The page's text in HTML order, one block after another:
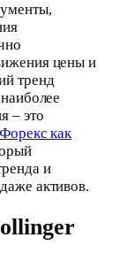
цены и
тренд
– это
Форекс как
и
активов.